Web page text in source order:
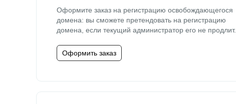
Оформите заказ на регистрацию освобождающегося
домена: вы сможете претендовать на регистрацию
домена, если текущий администратор его не продлит.
Оформить заказ